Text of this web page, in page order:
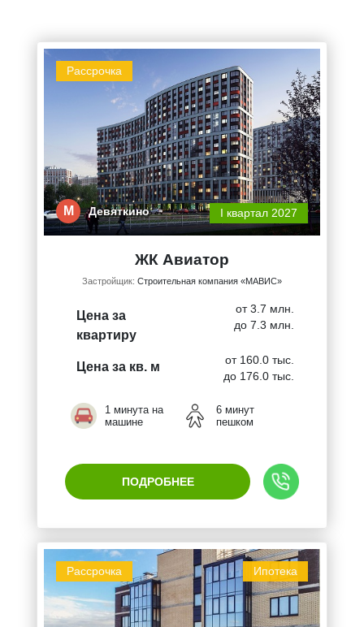
Рассрочка
М Девяткино I квартал 2027
ЖК Авиатор
Застройщик: Строительная компания «МАВИС»
Цена за
квартиру
от 3.7 млн.
до 7.3 млн.
Цена за кв. м
от 160.0 тыс.
до 176.0 тыс.
1 минута на
машине
6 минут
пешком
ПОДРОБНЕЕ
Ипотека
Рассрочка